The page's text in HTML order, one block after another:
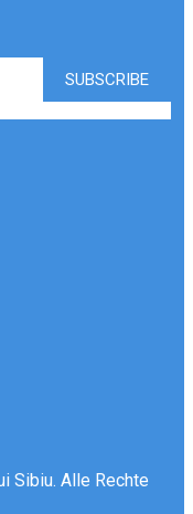
Sibiu. Alle Rechte